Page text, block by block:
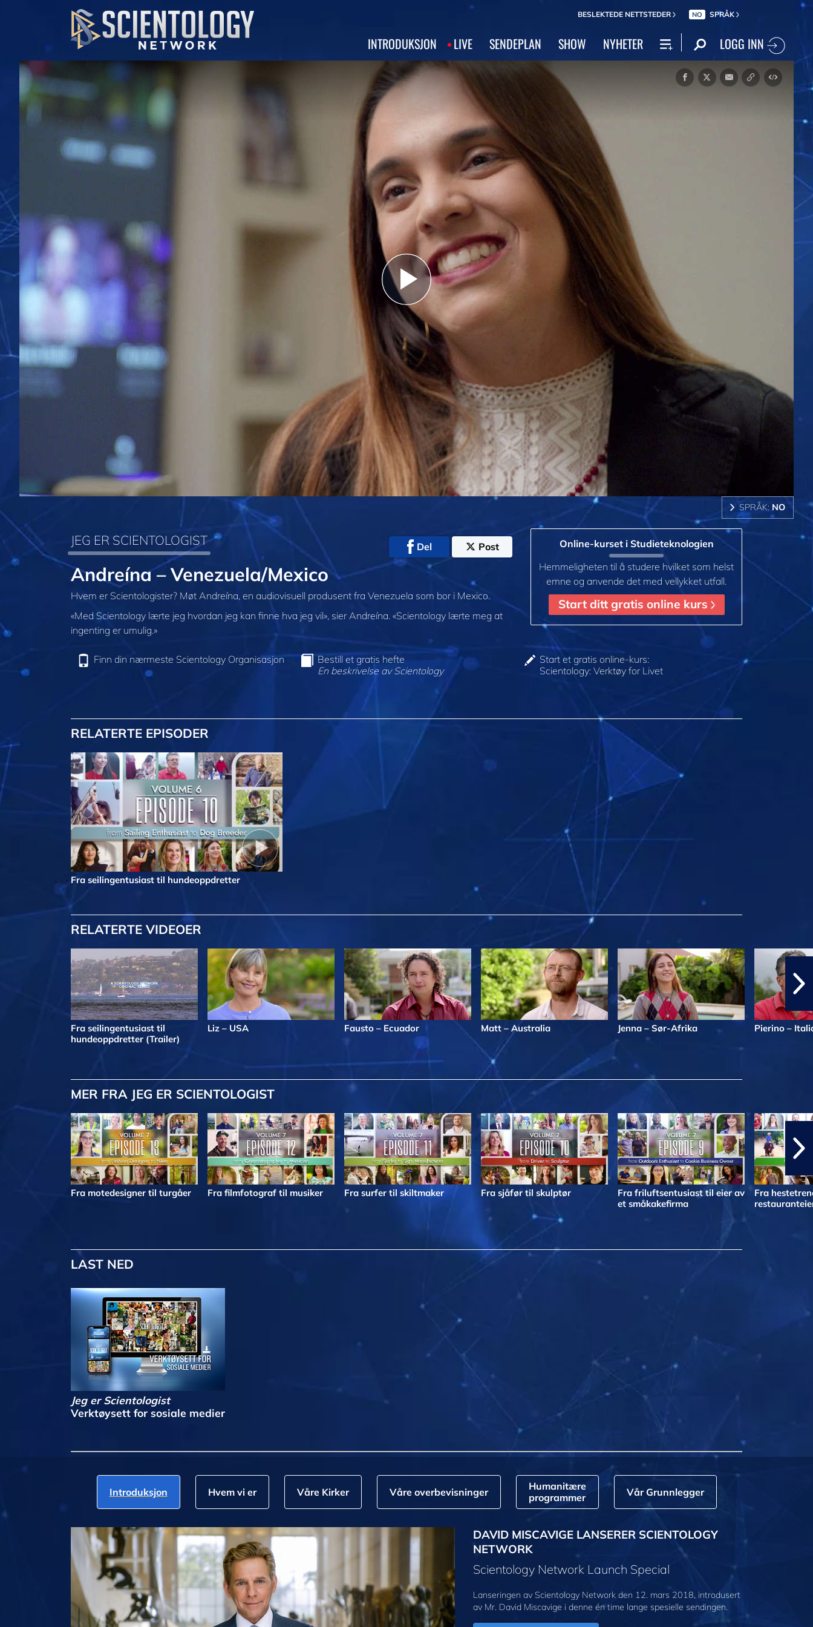
BESLEKTEDE NETTSTEDER NO SPRÅK
INTRODUKSJON LIVE SENDEPLAN SHOW NYHETER LOGG INN
Play
Video
SPRÅK: NO
JEG ER SCIENTOLOGIST Del Post
Andreína – Venezuela/Mexico
Hvem er Scientologister? Møt Andreína, en audiovisuell produsent fra Venezuela som bor i Mexico.
«Med Scientology lærte jeg hvordan jeg kan finne hva jeg vil», sier Andreína. «Scientology lærte meg at
ingenting er umulig.»
Online-kurset i Studieteknologien
Hemmeligheten til å studere hvilket som helst
emne og anvende det med vellykket utfall.
Start ditt gratis online kurs
Finn din nærmeste Scientology Organisasjon
Bestill et gratis hefte
En beskrivelse av Scientology
Start et gratis online-kurs:
Scientology: Verktøy for Livet
RELATERTE EPISODER
Fra seilingentusiast til hundeoppdretter
RELATERTE VIDEOER
Fra seilingentusiast til
hundeoppdretter (Trailer)
Liz – USA Fausto – Ecuador Matt – Australia Jenna – Sør-Afrika Pierino –
MER FRA JEG ER SCIENTOLOGIST
Fra motedesigner til turgåer Fra filmfotograf til musiker Fra surfer til skiltmaker Fra sjåfør til skulptør
Fra friluftsentusiast til eier av
et småkakefirma
Fra
LAST NED
Jeg er Scientologist
Verktøysett for sosiale medier
Introduksjon Hvem vi er Våre Kirker Våre overbevisninger
Humanitære
programmer
Vår Grunnlegger
DAVID MISCAVIGE LANSERER SCIENTOLOGY
NETWORK
Scientology Network Launch Special
Lanseringen av Scientology Network den 12. mars 2018, introdusert
av Mr. David Miscavige i denne én time lange spesielle sendingen.